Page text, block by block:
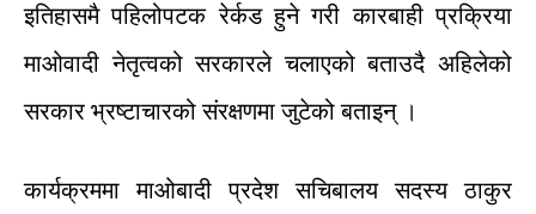
इतिहासमै पहिलोपटक रेर्कड हुने गरी कारबाही प्रक्रिया
माओवादी नेतृत्वको सरकारले चलाएको बताउदै अहिलेको
सरकार भ्रष्टाचारकोसंरक्षणमा जुटेको बताइन् ।
कार्यक्रममा माओबादी प्रदेश सचिबालय सदस्य ठाकुर